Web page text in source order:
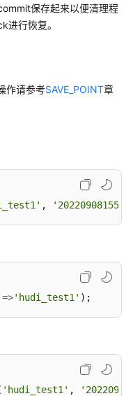
保存起来以便清理程
进行恢复。
作请参考SAVE_POINT章
,
=>'hudi_test1' );
'hudi_test1' ,